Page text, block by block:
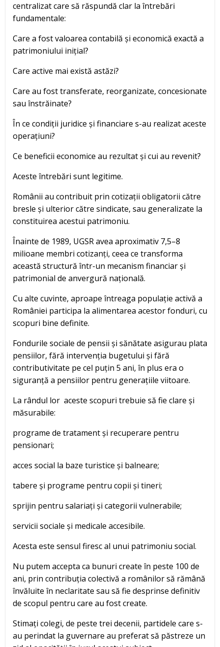
centralizat care să răspundă clar la întrebări
fundamentale:
Care a fost valoarea contabilă și economică exactă a
patrimoniului inițial?
Care active mai există astăzi?
Care au fost transferate, reorganizate, concesionate
sau înstrăinate?
În ce condiții juridice și financiare s-au realizat aceste
operațiuni?
Ce beneficii economice au rezultat și cui au revenit?
Aceste întrebări sunt legitime.
Românii au contribuit prin cotizații obligatorii către
bresle și ulterior către sindicate, sau generalizate la
constituirea acestui patrimoniu.
Înainte de 1989, UGSR avea aproximativ 7,5–8
milioane membri cotizanți, ceea ce transforma
această structură într-un mecanism financiar și
patrimonial de anvergură națională.
Cu alte cuvinte, aproape întreaga populație activă a
României participa la alimentarea acestor fonduri, cu
scopuri bine definite.
Fondurile sociale de pensii și sănătate asigurau plata
pensiilor, fără intervenția bugetului și fără
contributivitate pe cel puțin 5 ani, în plus era o
siguranță a pensiilor pentru generațiile viitoare.
La rândul lor aceste scopuri trebuie să fie clare și
măsurabile:
programe de tratament și recuperare pentru
pensionari;
acces social la baze turistice și balneare;
tabere și programe pentru copii și tineri;
sprijin pentru salariați și categorii vulnerabile;
servicii sociale și medicale accesibile.
Acesta este sensul firesc al unui patrimoniu social.
Nu putem accepta ca bunuri create în peste 100 de
ani, prin contribuția colectivă a românilor să rămână
învăluite în neclaritate sau să fie desprinse definitiv
de scopul pentru care au fost create.
Stimați colegi, de peste trei decenii, partidele care s-
au perindat la guvernare au preferat să păstreze un